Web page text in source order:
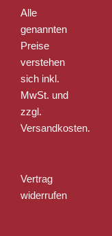
Alle
genannten
Preise
verstehen
sich inkl.
MwSt. und
zzgl.
Versandkosten.
Vertrag
widerrufen